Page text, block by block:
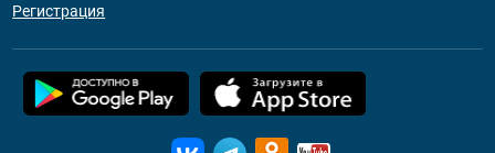
Регистрация